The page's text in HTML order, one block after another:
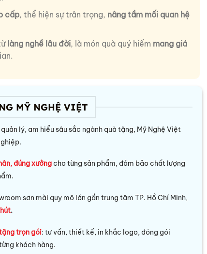
cấp, thể hiện sự trân trọng, nâng tầm mối quan hệ
làng nghề lâu đời, là món quà quý hiếm mang giá
MỸ NGHỆ VIỆT
quản lý, am hiểu sâu sắc ngành quà tặng, Mỹ Nghệ Việt
đúng xưởng cho từng sản phẩm, đảm bảo chất lượng
sơn mài quy mô lớn gần trung tâm TP. Hồ Chí Minh,
.
trọn gói: tư vấn, thiết kế, in khắc logo, đóng gói
khách hàng.